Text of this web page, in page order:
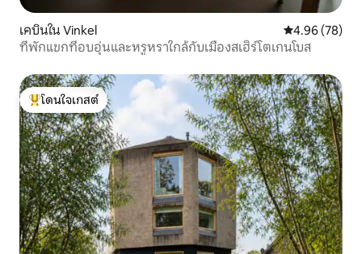
เคบินใน Vinkel คะแนนเฉลี่ย
4.96 (78)
ที่พักแขกที่อบอุ่นและหรูหราใกล้กับเมืองสเฮิร์โตเกนโบส
โดนใจเกสต์ที่สุด
โดนใจเกสต์